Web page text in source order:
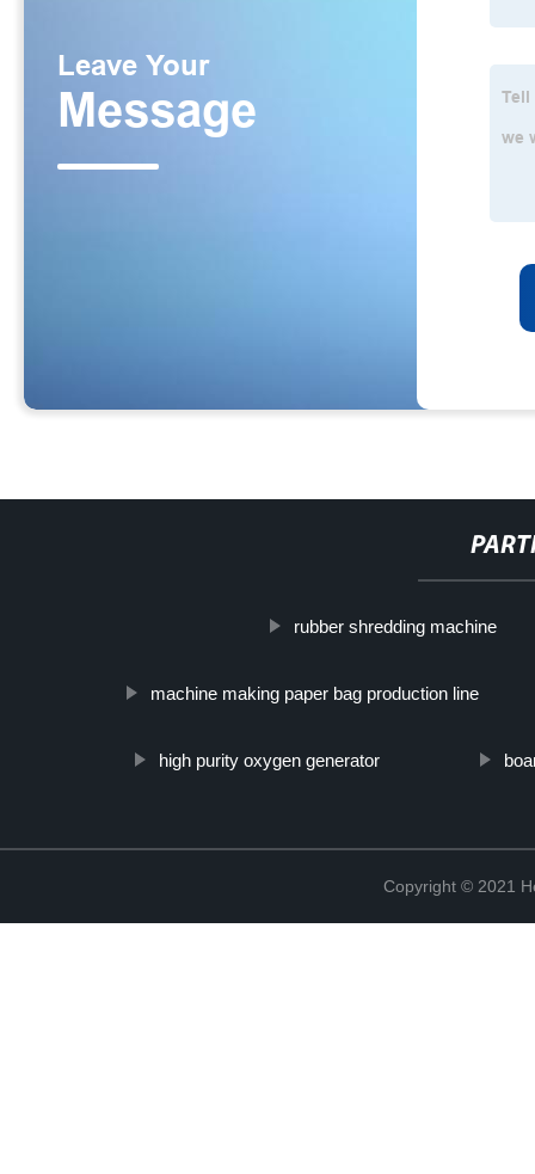
rubber shredding machine
machine making paper bag production line
high purity oxygen generator
Copyright © 2021